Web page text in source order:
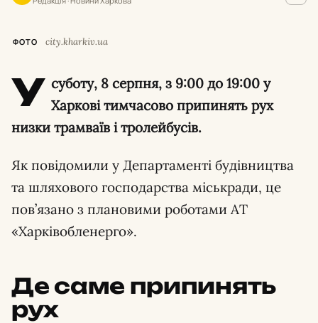
ФОТО city.kharkiv.ua
У суботу, 8 серпня, з 9:00 до 19:00 у
Харкові тимчасово припинять рух
низки трамваїв і тролейбусів.
Як повідомили у Департаменті будівництва
та шляхового господарства міськради, це
пов’язано з плановими роботами АТ
«Харківобленерго».
Де саме припинять
рух